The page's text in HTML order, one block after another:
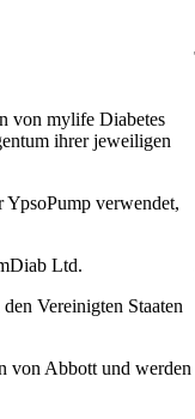
von mylife Diabetes
ihrer jeweiligen
verwendet,
Ltd.
Vereinigten Staaten
von Abbott und werden